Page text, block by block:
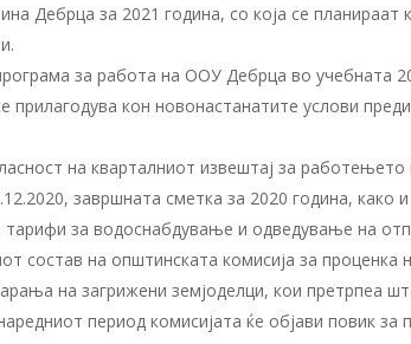
Дебрца за 2021 година, со која се планираат
за работа на ООУ Дебрца во учебната
кон новонастанатите услови
на кварталниот извештај за работењето
завршната сметка за 2020 година, како
за водоснабдување и одведување на
состав на општинската комисија за проценка
на загрижени земјоделци, кои претрпеа
период комисијата ќе објави повик за